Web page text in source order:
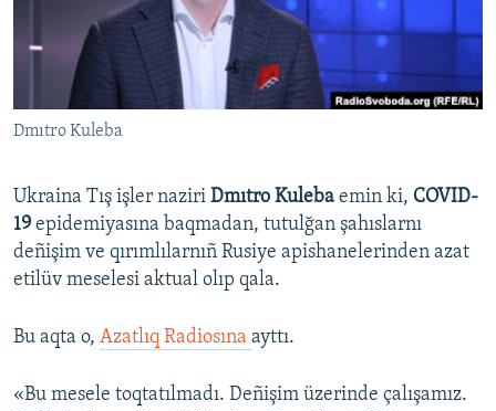
Русский
Українською
QOŞULIÑIZ!
RFE/RS bütün saytları
Dmıtro Kuleba
Ukraina Tış işler naziri Dmıtro Kuleba emin ki, COVID-
19 epidemiyasına baqmadan, tutulğan şahıslarnı
deñişim ve qırımlılarnıñ Rusiye apishanelerinden azat
etilüv meselesi aktual olıp qala.
Bu aqta o, Azatlıq Radiosına ayttı.
«Bu mesele toqtatılmadı. Deñişim üzerinde çalışamız.